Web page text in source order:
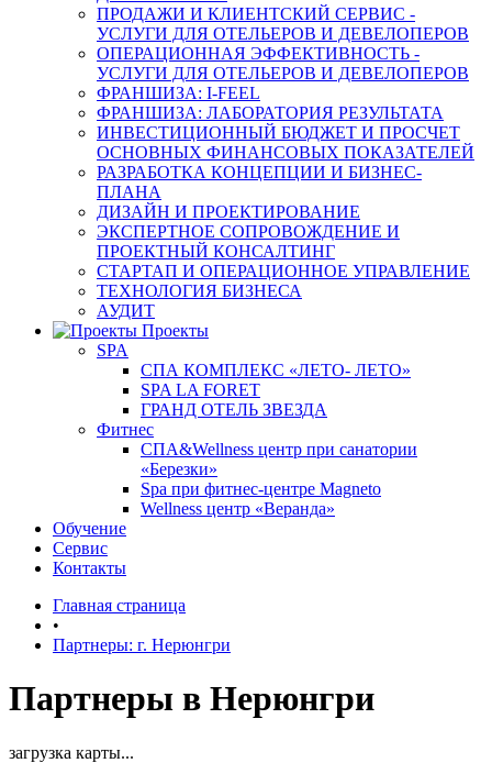
ПРОДАЖИ И КЛИЕНТСКИЙ СЕРВИС -
УСЛУГИ ДЛЯ ОТЕЛЬЕРОВ И ДЕВЕЛОПЕРОВ
ОПЕРАЦИОННАЯ ЭФФЕКТИВНОСТЬ -
УСЛУГИ ДЛЯ ОТЕЛЬЕРОВ И ДЕВЕЛОПЕРОВ
ФРАНШИЗА: I-FEEL
ФРАНШИЗА: ЛАБОРАТОРИЯ РЕЗУЛЬТАТА
ИНВЕСТИЦИОННЫЙ БЮДЖЕТ И ПРОСЧЕТ
ОСНОВНЫХ ФИНАНСОВЫХ ПОКАЗАТЕЛЕЙ
РАЗРАБОТКА КОНЦЕПЦИИ И БИЗНЕС-
ПЛАНА
ДИЗАЙН И ПРОЕКТИРОВАНИЕ
ЭКСПЕРТНОЕ СОПРОВОЖДЕНИЕ И
ПРОЕКТНЫЙ КОНСАЛТИНГ
СТАРТАП И ОПЕРАЦИОННОЕ УПРАВЛЕНИЕ
ТЕХНОЛОГИЯ БИЗНЕСА
АУДИТ
Проекты
SPA
СПА КОМПЛЕКС «ЛЕТО- ЛЕТО»
SPA LA FORET
ГРАНД ОТЕЛЬ ЗВЕЗДА
Фитнес
СПА&Wellness центр при санатории
«Березки»
Spa при фитнес-центре Magneto
Wellness центр «Веранда»
Обучение
Сервис
Контакты
Главная страница
•
Партнеры: г. Нерюнгри
Партнеры в Нерюнгри
загрузка карты...